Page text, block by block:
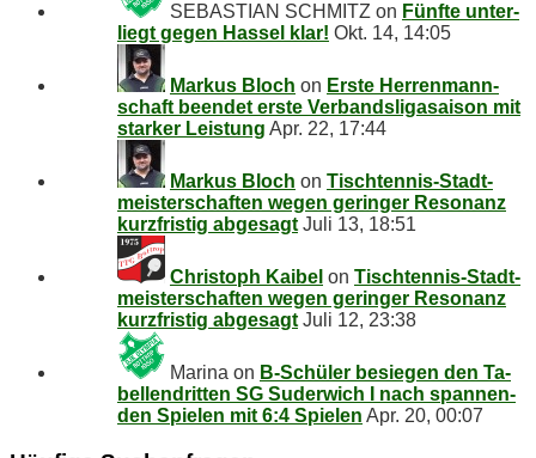
SEBASTIAN SCHMITZ on Fünf­te un­ter­
liegt ge­gen Has­sel klar! Okt. 14, 14:05
Markus Bloch on Ers­te Her­ren­mann­
schaft be­en­det ers­te Ver­bands­li­ga­sai­son mit
star­ker Leistung Apr. 22, 17:44
Markus Bloch on Tisch­ten­nis-Stadt­
meis­ter­schaf­ten we­gen ge­rin­ger Re­so­nanz
kurz­fris­tig abgesagt Juli 13, 18:51
Christoph Kaibel on Tisch­ten­nis-Stadt­
meis­ter­schaf­ten we­gen ge­rin­ger Re­so­nanz
kurz­fris­tig abgesagt Juli 12, 23:38
Marina on B‑Schüler be­sie­gen den Ta­
bel­len­drit­ten SG Su­der­wich I nach span­nen­
den Spie­len mit 6:4 Spielen Apr. 20, 00:07